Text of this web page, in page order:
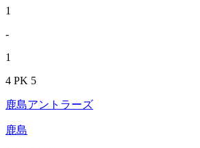
1
-
1
4 PK 5
鹿島アントラーズ
鹿島